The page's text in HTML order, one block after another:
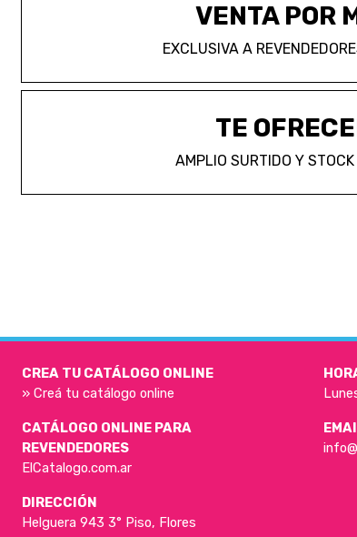
VENTA POR
EXCLUSIVA A
TE
AMPLIO SURTIDO Y
CREA TU CATÁLOGO ONLINE
» Creá tu catálogo online
CATÁLOGO ONLINE PARA
REVENDEDORES
ElCatalogo.com.ar
DIRECCIÓN
Helguera 943 3° Piso, Flores